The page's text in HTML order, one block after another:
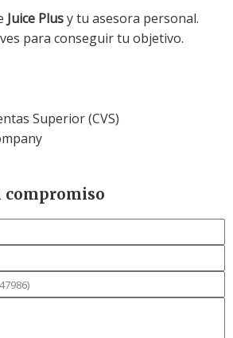
Juice Plusy tu asesora personal.
para conseguir tu objetivo.
Superior (CVS)